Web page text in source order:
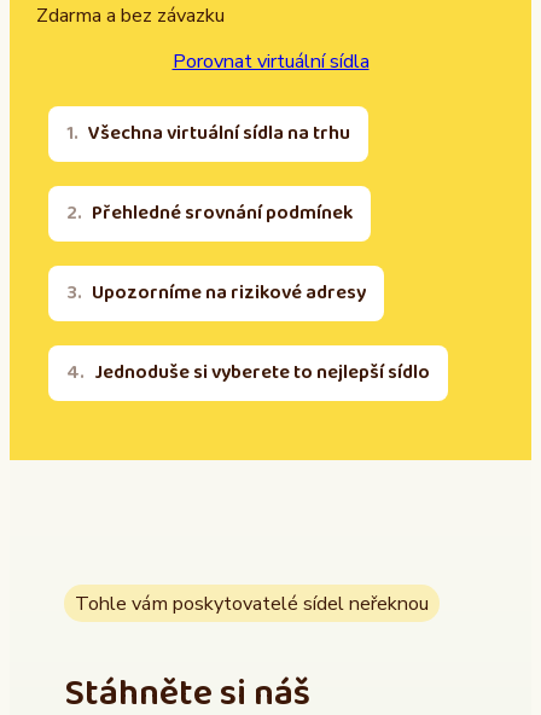
Zdarma a bez závazku
Porovnat virtuální sídla
Všechna virtuální sídla na trhu
Přehledné srovnání podmínek
Upozorníme na rizikové adresy
Jednoduše si vyberete to nejlepší sídlo
Tohle vám poskytovatelé sídel neřeknou
Stáhněte si náš